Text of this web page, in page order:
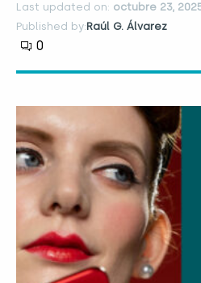
Last updated on: octubre 23,
Published by:Raúl G. Álvarez
0